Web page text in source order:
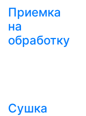
Приемка
на
обработку
Сушка